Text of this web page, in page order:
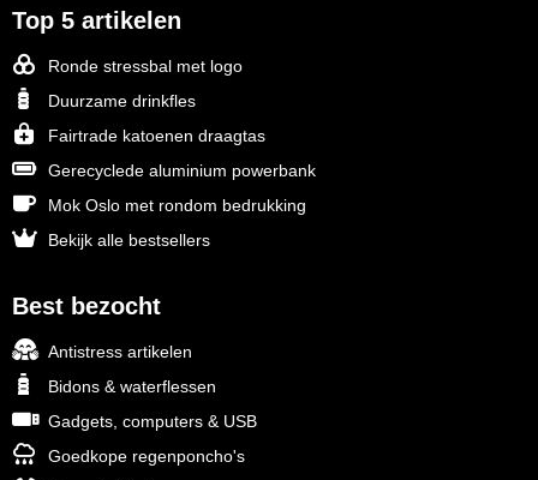
Top 5 artikelen
Ronde stressbal met logo
Duurzame drinkfles
Fairtrade katoenen draagtas
Gerecyclede aluminium powerbank
Mok Oslo met rondom bedrukking
Bekijk alle bestsellers
Best bezocht
Antistress artikelen
Bidons & waterflessen
Gadgets, computers & USB
Goedkope regenponcho's